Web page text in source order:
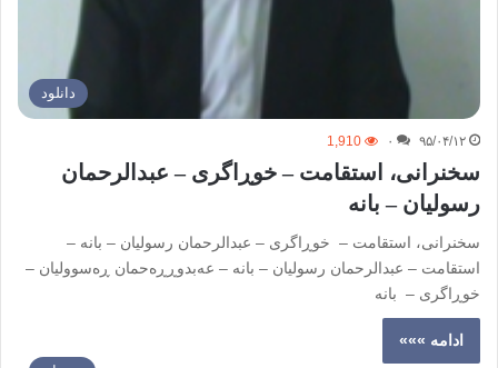
دانلود
۹۵/۰۴/۱۲ ۰ 1,910
سخنرانی، استقامت – خوڕاگری – عبدالرحمان
رسولیان – بانه
سخنرانی، استقامت – خوڕاگری – عبدالرحمان رسولیان – بانه –
استقامت – عبدالرحمان رسولیان – بانه – عەبدوڕڕەحمان ڕەسوولیان –
خوڕاگری – بانە
ادامه »»»